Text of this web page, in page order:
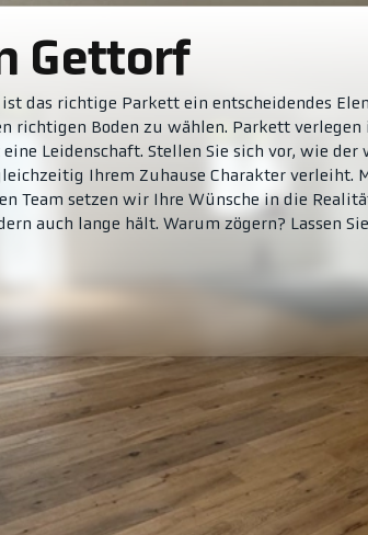
Gettorf
das richtige Parkett ein entscheidendes
richtigen Boden zu wählen. Parkett verlegen
Leidenschaft. Stellen Sie sich vor, wie der
Ihrem Zuhause Charakter verleiht.
Team setzen wir Ihre Wünsche in die
auch lange hält. Warum zögern? Lassen